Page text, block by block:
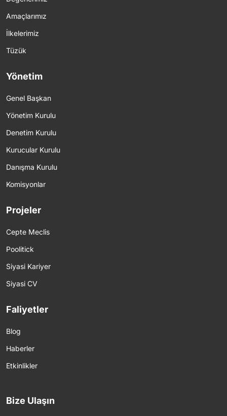
Amaçlarımız
İlkelerimiz
Tüzük
Yönetim
Genel Başkan
Yönetim Kurulu
Denetim Kurulu
Kurucular Kurulu
Danışma Kurulu
Komisyonlar
Projeler
Cepte Meclis
Poolitick
Siyasi Kariyer
Siyasi CV
Faliyetler
Blog
Haberler
Etkinlikler
Bize Ulaşın